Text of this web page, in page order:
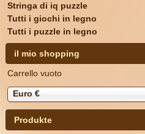
Stringa di iq puzzle
Tutti i giochi in legno
Tutti i puzzle in legno
il mio shopping
Carrello vuoto
Euro €
Produkte